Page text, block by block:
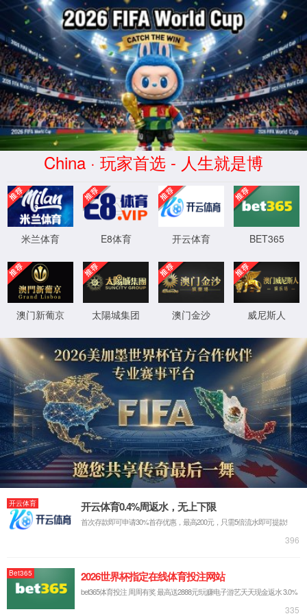
银河
1331登
录(股
份)有限
公司-官
方网站
404
很抱歉，
您访问的
页面不存
在。
返回
首页
XML
地图